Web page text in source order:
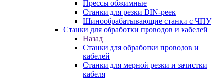
Прессы обжимные
Станки для резки DIN-реек
Шинообрабатывающие станки с ЧПУ
Станки для обработки проводов и кабелей
Назад
Станки для обработки проводов и
кабелей
Станки для мерной резки и зачистки
кабеля